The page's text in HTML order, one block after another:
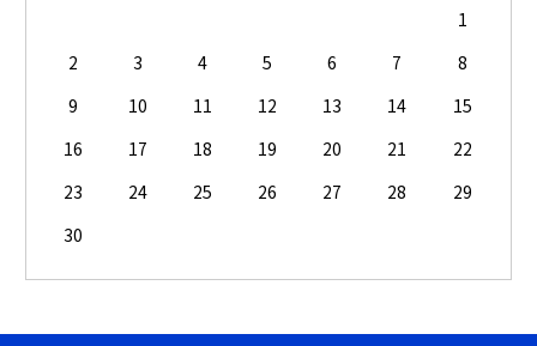
1
2
3 4 5 6 7
8
9
10 11 12 13 14
15
16
17 18 19 20 21
22
23
24 25 26 27 28
29
30